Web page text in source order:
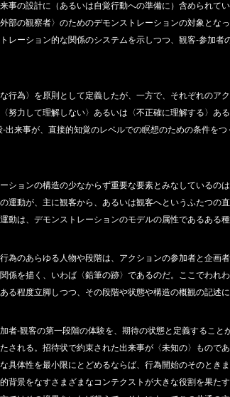
事の設計に（あるいは自覚行動への準備に）含められて
部の観察者〉のためのデモンストレーションの対象とな
レーション的な関係のシステムを示しつつ、観客‐参加
行為〉を原則として定義したが、一方で、それぞれの
努力して理解しない〉あるいは〈不正確に理解する〉
‐出来事が、直接的知覚のレベルでの瞑想のための条件を
ションの構造の少なからず重要な要素とみなしているの
運動が、主に観客から、あるいは観客へというふたつ
動は、デモンストレーションのモデルの属性であるある
為のあらゆる人物や段階は、アクションの参加者と企画
係を描く、いわば〈鉛筆の跡〉であるのだ。ここでわ
る程度立脚しつつ、その段階や状態や構造の概観の記述に
者‐観客の第一段階の体験を、期待の状態と定義するこ
される。招待状で約束された出来事が〈未知の〉もの
具体性を最小限にとどめるならば、行為開始のそのとき
背景をなすさまざまなコンテクストが大きな役割を果